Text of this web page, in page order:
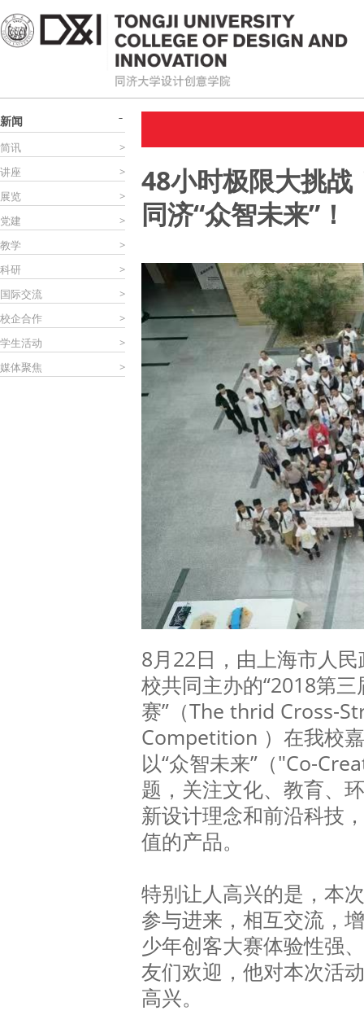
新闻
简讯
>
讲座
>
展览
>
党建
>
教学
>
科研
>
国际交流
>
校企合作
>
学生活动
>
媒体聚焦
>
48小时极限大挑
同济“众智未来”！
8月22日，由上海市人
校共同主办的“2018第
赛”（The thrid Cross-
Competition ）在我校
以“众智未来”（"Co-
题，关注文化、教育、
新设计理念和前沿科技
值的产品。
特别让人高兴的是，本
参与进来，相互交流，
少年创客大赛体验性强
友们欢迎，他对本次活
高兴。